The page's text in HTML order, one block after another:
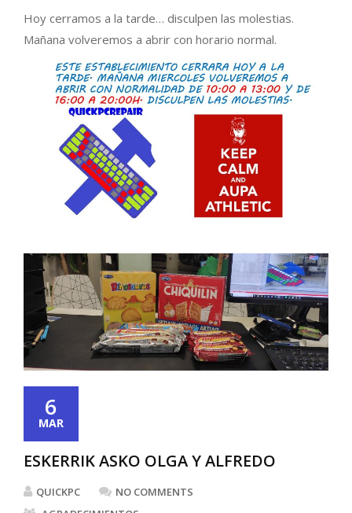
Hoy cerramos a la tarde… disculpen las molestias.
Mañana volveremos a abrir con horario normal.
6
MAR
ESKERRIK ASKO OLGA Y ALFREDO
QUICKPC
NO COMMENTS